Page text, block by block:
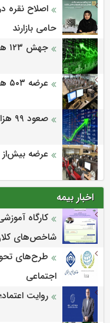
اصلاح نقره
حامی بازارند
جهش ۱۲۳ هزار واحدی شاخص بورس
عرضه ۵۰۳ هزار تنی محصولات در بورس کالا
صعود ۹۹ هزار واحدی شاخص بورس
عرضه بیش‌از ۳.۲ میلیون تن محصول در بورس کالا
اخبار بیمه
كارگاه
شاخص‌های
طرح‌های
اجتماعی
روایت